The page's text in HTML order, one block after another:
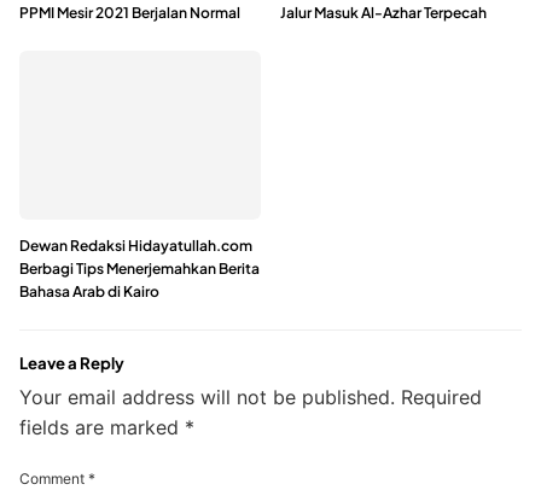
PPMI Mesir 2021 Berjalan Normal
Jalur Masuk Al-Azhar Terpecah
Dewan Redaksi Hidayatullah.com
Berbagi Tips Menerjemahkan Berita
Bahasa Arab di Kairo
Leave a Reply
Your email address will not be published. Required
fields are marked *
Comment *